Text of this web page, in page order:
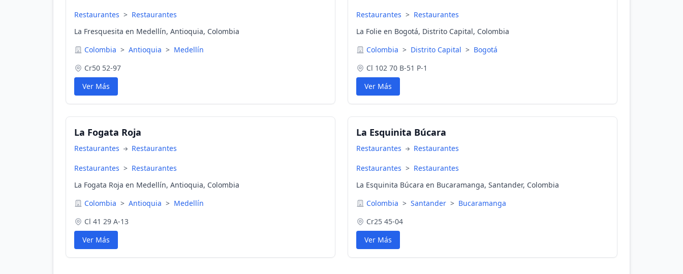
Restaurantes > Restaurantes
La Fresquesita en Medellín, Antioquia, Colombia
Colombia > Antioquia > Medellín
Cr50 52-97
Ver Más
Restaurantes > Restaurantes
La Folie en Bogotá, Distrito Capital, Colombia
Colombia > Distrito Capital > Bogotá
Cl 102 70 B-51 P-1
Ver Más
La Fogata Roja
Restaurantes Restaurantes
Restaurantes > Restaurantes
La Fogata Roja en Medellín, Antioquia, Colombia
Colombia > Antioquia > Medellín
Cl 41 29 A-13
Ver Más
La Esquinita Búcara
Restaurantes Restaurantes
Restaurantes > Restaurantes
La Esquinita Búcara en Bucaramanga, Santander, Colombia
Colombia > Santander > Bucaramanga
Cr25 45-04
Ver Más